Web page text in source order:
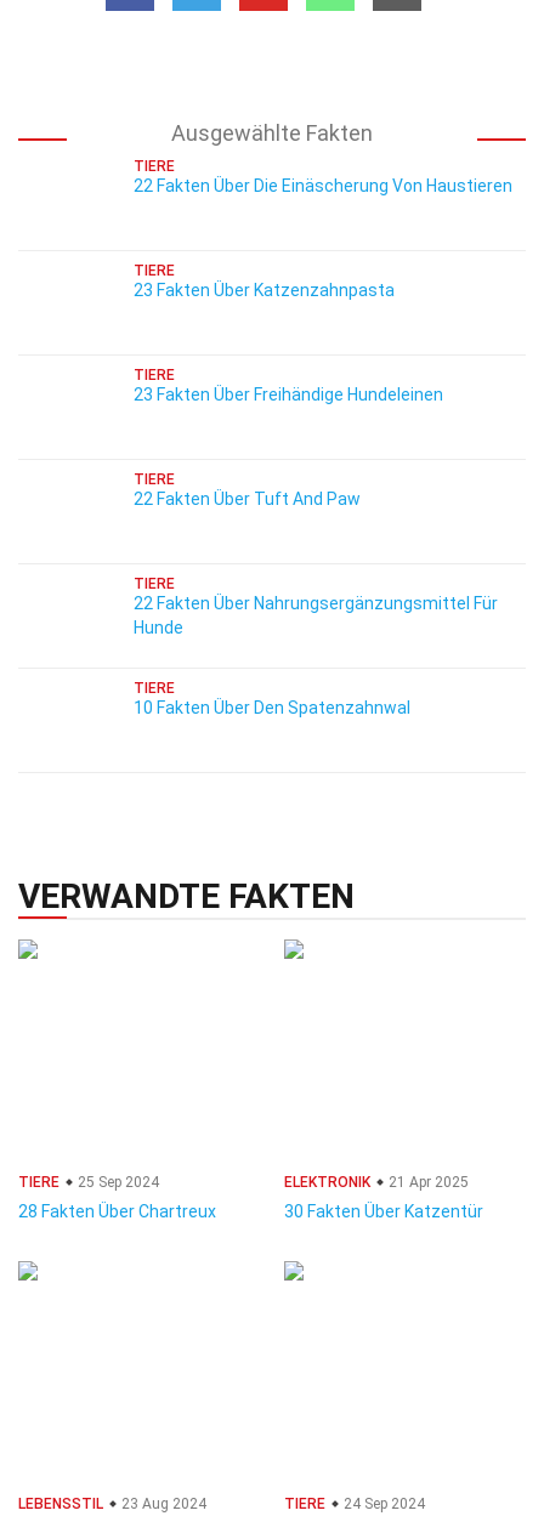
Ausgewählte Fakten
TIERE
22 Fakten Über Die Einäscherung Von Haustieren
TIERE
23 Fakten Über Katzenzahnpasta
TIERE
23 Fakten Über Freihändige Hundeleinen
TIERE
22 Fakten Über Tuft And Paw
TIERE
22 Fakten Über Nahrungsergänzungsmittel Für
Hunde
TIERE
10 Fakten Über Den Spatenzahnwal
VERWANDTE FAKTEN
TIERE 25 Sep 2024
28 Fakten Über Chartreux
ELEKTRONIK 21 Apr 2025
30 Fakten Über Katzentür
LEBENSSTIL 23 Aug 2024 TIERE 24 Sep 2024